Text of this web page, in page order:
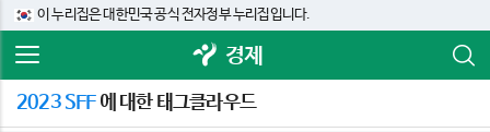
이 누리집은 대한민국 공식 전자정부 누리집입니다.
경제
2023 SFF에 대한 태그클라우드